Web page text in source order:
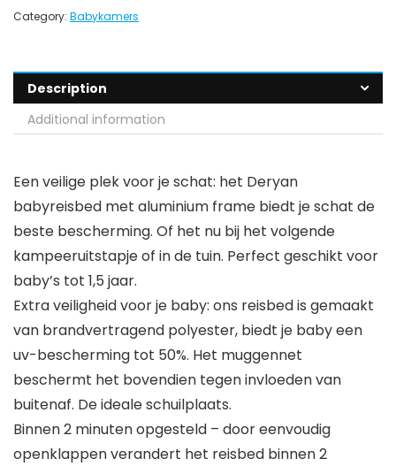
Category: Babykamers
Description
Additional information
Een veilige plek voor je schat: het Deryan
babyreisbed met aluminium frame biedt je schat de
beste bescherming. Of het nu bij het volgende
kampeeruitstapje of in de tuin. Perfect geschikt voor
baby’s tot 1,5 jaar.
Extra veiligheid voor je baby: ons reisbed is gemaakt
van brandvertragend polyester, biedt je baby een
uv-bescherming tot 50%. Het muggennet
beschermt het bovendien tegen invloeden van
buitenaf. De ideale schuilplaats.
Binnen 2 minuten opgesteld – door eenvoudig
openklappen verandert het reisbed binnen 2